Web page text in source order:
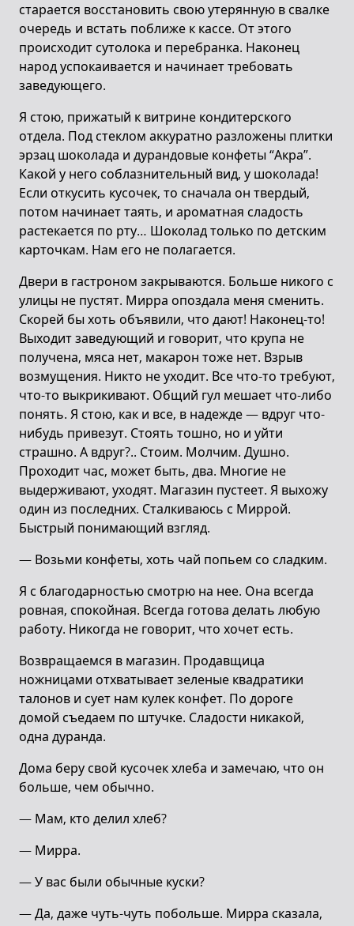
старается восстановить свою утерянную в свалке
очередь и встать поближе к кассе. От этого
происходит сутолока и перебранка. Наконец
народ успокаивается и начинает требовать
заведующего.
Я стою, прижатый к витрине кондитерского
отдела. Под стеклом аккуратно разложены плитки
эрзац шоколада и дурандовые конфеты “Акра”.
Какой у него соблазнительный вид, у шоколада!
Если откусить кусочек, то сначала он твердый,
потом начинает таять, и ароматная сладость
растекается по рту… Шоколад только по детским
карточкам. Нам его не полагается.
Двери в гастроном закрываются. Больше никого с
улицы не пустят. Мирра опоздала меня сменить.
Скорей бы хоть объявили, что дают! Наконец-то!
Выходит заведующий и говорит, что крупа не
получена, мяса нет, макарон тоже нет. Взрыв
возмущения. Никто не уходит. Все что-то требуют,
что-то выкрикивают. Общий гул мешает что-либо
понять. Я стою, как и все, в надежде — вдруг что-
нибудь привезут. Стоять тошно, но и уйти
страшно. А вдруг?.. Стоим. Молчим. Душно.
Проходит час, может быть, два. Многие не
выдерживают, уходят. Магазин пустеет. Я выхожу
один из последних. Сталкиваюсь с Миррой.
Быстрый понимающий взгляд.
— Возьми конфеты, хоть чай попьем со сладким.
Я с благодарностью смотрю на нее. Она всегда
ровная, спокойная. Всегда готова делать любую
работу. Никогда не говорит, что хочет есть.
Возвращаемся в магазин. Продавщица
ножницами отхватывает зеленые квадратики
талонов и сует нам кулек конфет. По дороге
домой съедаем по штучке. Сладости никакой,
одна дуранда.
Дома беру свой кусочек хлеба и замечаю, что он
больше, чем обычно.
— Мам, кто делил хлеб?
— Мирра.
— У вас были обычные куски?
— Да, даже чуть-чуть побольше. Мирра сказала,